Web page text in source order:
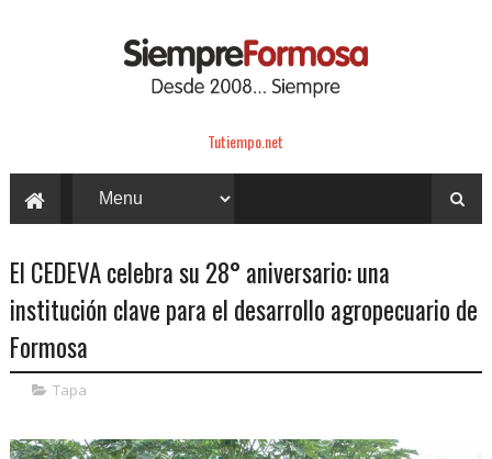
Tutiempo.net
El CEDEVA celebra su 28° aniversario: una
institución clave para el desarrollo agropecuario de
Formosa
Tapa